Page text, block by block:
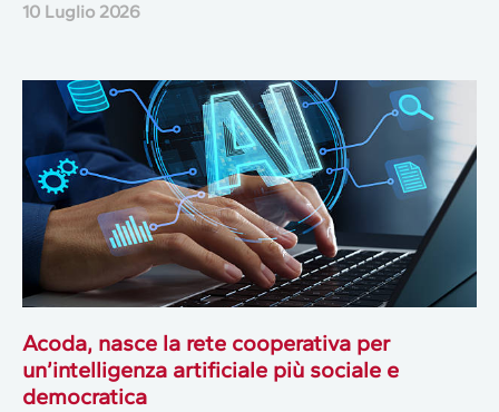
10 Luglio 2026
Acoda, nasce la rete cooperativa per
un’intelligenza artificiale più sociale e
democratica